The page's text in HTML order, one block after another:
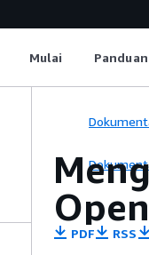
Mulai
PDF RSS